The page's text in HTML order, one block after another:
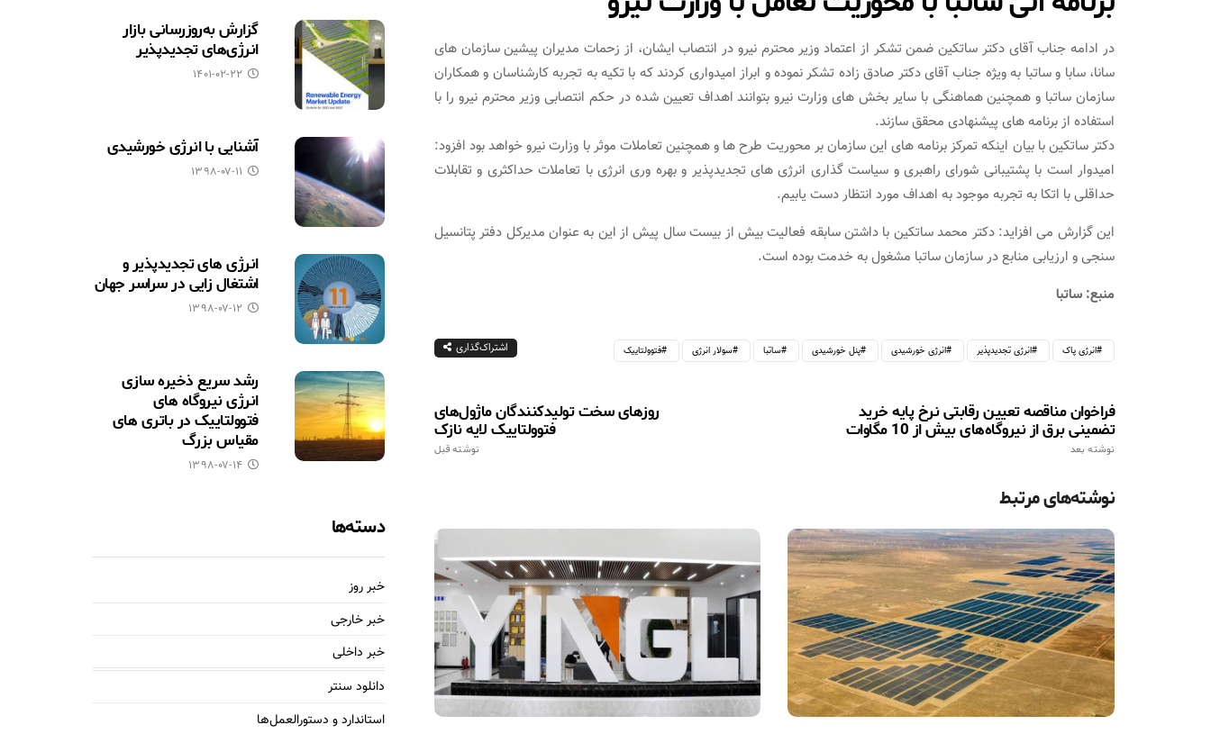
در ادامه جناب آقای دکتر ساتکین ضمن تشکر از اعتماد وزیر محترم نیرو در انتصاب ایشان، از زحمات مدیران پیشین سازمان های
سانا، سابا و ساتبا به ویژه جناب آقای دکتر صادق زاده تشکر نموده و ابراز امیدواری کردند که با تکیه به تجربه کارشناسان و همکاران
سازمان ساتبا و همچنین هماهنگی با سایر بخش های وزارت نیرو بتوانند اهداف تعیین شده در حکم انتصابی وزیر محترم نیرو را با
استفاده از برنامه های پیشنهادی محقق سازند.
دکتر ساتکین با بیان اینکه تمرکز برنامه های این سازمان بر محوریت طرح ها و همچنین تعاملات موثر با وزارت نیرو خواهد بود افزود:
امیدوار است با پشتیبانی شورای راهبری و سیاست گذاری انرژی های تجدیدپذیر و بهره وری انرژی با تعاملات حداکثری و تقابلات
حداقلی با اتکا به تجربه موجود به اهداف مورد انتظار دست یابیم.
این گزارش می افزاید: دکتر محمد ساتکین با داشتن سابقه فعالیت بیش از بیست سال پیش از این به عنوان مدیرکل دفتر پتانسیل
سنجی و ارزیابی منابع در سازمان ساتبا مشغول به خدمت بوده است.
منبع: ساتبا
انرژی پاک انرژی تجدیدپذیر انرژی خورشیدی پنل خورشیدی ساتبا سولار انرژی فتوولتاییک اشتراک‌گذاری
روزهای سخت تولیدکنندگان ماژول‌های
فتوولتاییک لایه نازک
نوشته قبل
فراخوان مناقصه تعیین رقابتی نرخ پایه خرید
تضمینی برق از نیروگاه‌های بیش از 10 مگاوات
نوشته بعد
نوشته‌های مرتبط
گزارش به‌روزرسانی بازار
انرژی‌های تجدیدپذیر
۱۴۰۱-۰۲-۲۲
آشنایی با انرژی خورشیدی
۱۳۹۸-۰۷-۱۱
انرژی های تجدیدپذیر و
اشتغال زایی در سراسر جهان
۱۳۹۸-۰۷-۱۲
رشد سریع ذخیره سازی
انرژی نیروگاه های
فتوولتاییک در باتری های
مقیاس بزرگ
۱۳۹۸-۰۷-۱۴
دسته‌ها
خبر روز
خبر خارجی
خبر داخلی
دانلود سنتر
استاندارد و دستورالعمل‌ها